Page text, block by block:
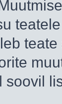
soovil